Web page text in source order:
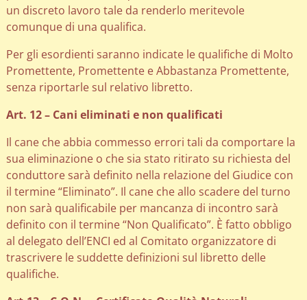
un discreto lavoro tale da renderlo meritevole
comunque di una qualifica.
Per gli esordienti saranno indicate le qualifiche di Molto
Promettente, Promettente e Abbastanza Promettente,
senza riportarle sul relativo libretto.
Art. 12 – Cani eliminati e non qualificati
Il cane che abbia commesso errori tali da comportare la
sua eliminazione o che sia stato ritirato su richiesta del
conduttore sarà definito nella relazione del Giudice con
il termine “Eliminato”. Il cane che allo scadere del turno
non sarà qualificabile per mancanza di incontro sarà
definito con il termine “Non Qualificato”. È fatto obbligo
al delegato dell’ENCI ed al Comitato organizzatore di
trascrivere le suddette definizioni sul libretto delle
qualifiche.